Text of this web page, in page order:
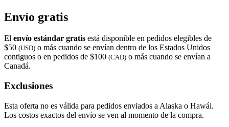
Envío gratis
El envío estándar gratis está disponible en pedidos elegibles de
$50 (USD) o más cuando se envían dentro de los Estados Unidos
contiguos o en pedidos de $100 (CAD) o más cuando se envían a
Canadá.
Exclusiones
Esta oferta no es válida para pedidos enviados a Alaska o Hawái.
Los costos exactos del envío se ven al momento de la compra.